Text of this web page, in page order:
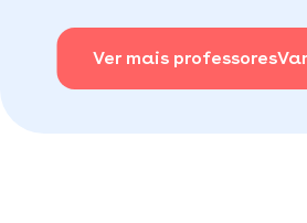
Para todas as matérias, você
avaliações dos alunos.
Ver mais professores